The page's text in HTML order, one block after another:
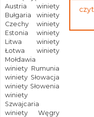
Austria winiety
Bułgaria winiety
Czechy winiety
Estonia winiety
Litwa winiety
Łotwa winiety
Mołdawia
winiety Rumunia
winiety Słowacja
winiety Słowenia
winiety
Szwajcaria
winiety Węgry